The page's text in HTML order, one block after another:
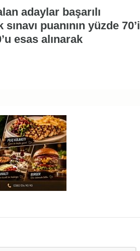
adaylar başarılı
puanının yüzde 70’i
esas alınarak